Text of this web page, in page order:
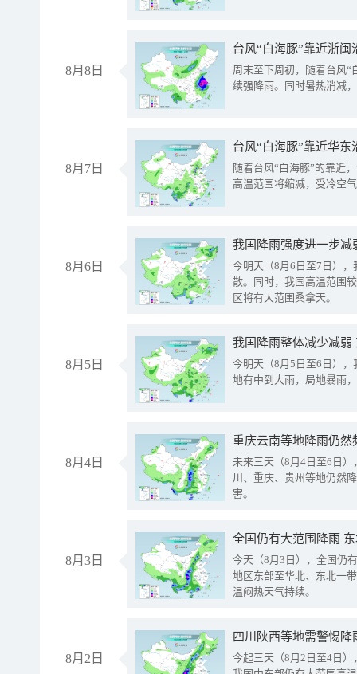
8月8日
台风“白海豚”靠近浙
周末至下周初，随着台风“
续强降雨。同时暑热消减
8月7日
台风“白海豚”靠近华
随着台风“白海豚”的靠近
高温范围将缩减，受冷空
8月6日
今明天（8月6日至7日）
散。同时，我国高温范围
区将有大范围桑拿天。
8月5日
我国降雨整体减少减弱
今明天（8月5日至6日）
地有中到大雨，局地暴雨
8月4日
重庆云南等地降雨仍然
未来三天（8月4日至6日
川、重庆、贵州等地仍然
害。
8月3日
全国仍有大范围降雨
今天（8月3日），全国仍
地区东部至华北、东北一
温闷热天气持续。
8月2日
今起三天（8月2日至4日